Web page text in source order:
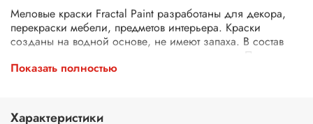
Меловые краски Fractal Paint разработаны для декора,
перекраски мебели, предметов интерьера. Краски
созданы на водной основе, не имеют запаха. В состав
краски входят натуральные компоненты и мел. После
высыхания окрашенная поверхность изделия становится
Показать полностью
Характеристики